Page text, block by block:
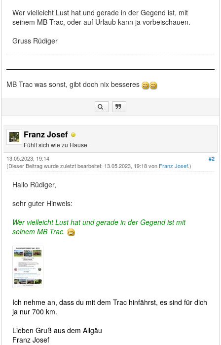
Wer vielleicht Lust hat und gerade in der Gegend ist, mit
seinem MB Trac, oder auf Urlaub kann ja vorbeischauen.
Gruss Rüdiger
MB Trac was sonst, gibt doch nix besseres
Franz Josef
Fühlt sich wie zu Hause
#2
13.05.2023, 19:14
(Dieser Beitrag wurde zuletzt bearbeitet: 13.05.2023, 19:18 von Franz Josef.)
Hallo Rüdiger,
sehr guter Hinweis:
Wer vielleicht Lust hat und gerade in der Gegend ist mit
seinem MB Trac.
Ich nehme an, dass du mit dem Trac hinfährst, es sind für dich
ja nur 700 km.
Lieben Gruß aus dem Allgäu
Franz Josef